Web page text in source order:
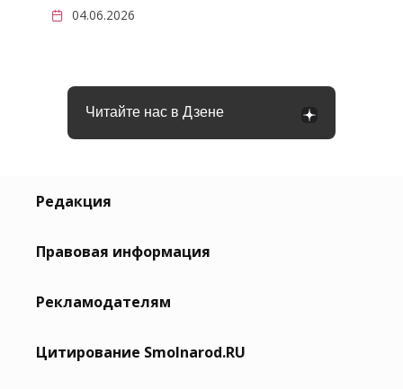
04.06.2026
Читайте нас в Дзене
Редакция
Правовая информация
Рекламодателям
Цитирование Smolnarod.RU